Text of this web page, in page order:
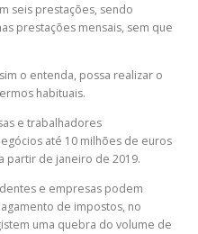
seis prestações, sendo
prestações mensais, sem que
o entenda, possa realizar o
habituais.
e trabalhadores
até 10 milhões de euros
partir de janeiro de 2019.
e empresas podem
de impostos, no
uma quebra do volume de